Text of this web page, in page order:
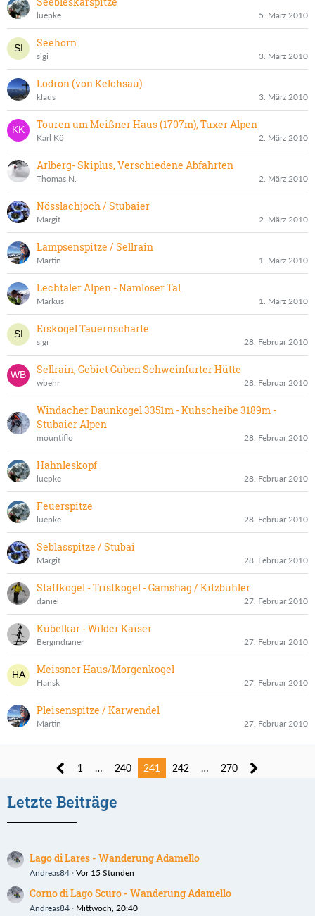
luepke 5. März 2010
Seehorn
sigi 3. März 2010
Lodron (von Kelchsau)
klaus 3. März 2010
Touren um Meißner Haus (1707m), Tuxer Alpen
Karl Kö 2. März 2010
Arlberg- Skiplus, Verschiedene Abfahrten
Thomas N. 2. März 2010
Nösslachjoch / Stubaier
Margit 2. März 2010
Lampsenspitze / Sellrain
Martin 1. März 2010
Lechtaler Alpen - Namloser Tal
Markus 1. März 2010
Eiskogel Tauernscharte
sigi 28. Februar 2010
Sellrain, Gebiet Guben Schweinfurter Hütte
wbehr 28. Februar 2010
Windacher Daunkogel 3351m - Kuhscheibe 3189m -
Stubaier Alpen
mountiflo 28. Februar 2010
Hahnleskopf
luepke 28. Februar 2010
Feuerspitze
luepke 28. Februar 2010
Seblasspitze / Stubai
Margit 28. Februar 2010
Staffkogel - Tristkogel - Gamshag / Kitzbühler
daniel 27. Februar 2010
Kübelkar - Wilder Kaiser
Bergindianer 27. Februar 2010
Meissner Haus/Morgenkogel
Hansk 27. Februar 2010
Pleisenspitze / Karwendel
Martin 27. Februar 2010
1 … 240 241 242 … 270
Letzte Beiträge
Lago di Lares - Wanderung Adamello
Andreas84 Vor 15 Stunden
Corno di Lago Scuro - Wanderung Adamello
Andreas84 Mittwoch, 20:40